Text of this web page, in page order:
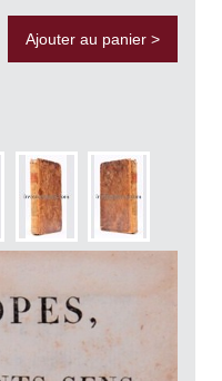
Ajouter au panier >